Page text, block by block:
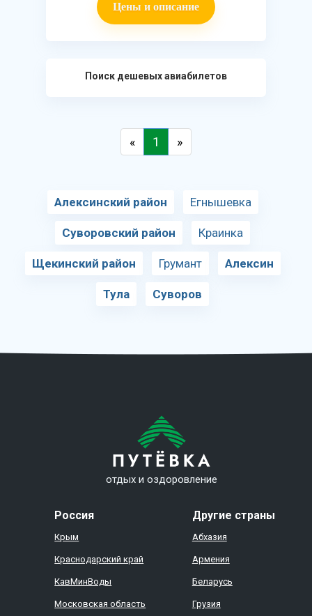
Цены и описание
Поиск дешевых авиабилетов
« 1 »
Алексинский район Егнышевка
Суворовский район Краинка
Щекинский район Грумант Алексин
Тула Суворов
отдых и оздоровление
Россия
Крым
Краснодарский край
КавМинВоды
Московская область
Другие страны
Абхазия
Армения
Беларусь
Грузия